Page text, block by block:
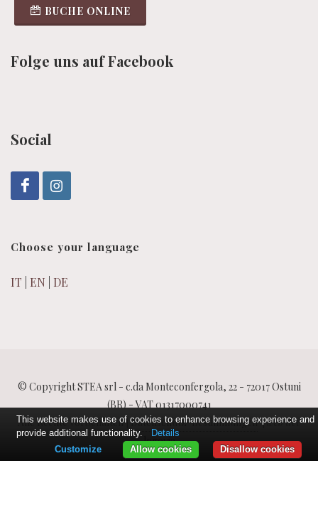
BUCHE ONLINE
Folge uns auf Facebook
Social
Choose your language
IT EN DE
© Copyright STEA srl - c.da Monteconfergola, 22 - 72017 Ostuni
(BR) - VAT 01317000741
Alle Rechte vorbehalten |Datenschutz-Bestimmungen|web dev
logovia
This website makes use of cookies to enhance browsing experience and
provide additional functionality.
Details
Disallow cookies
Allow cookies
Customize